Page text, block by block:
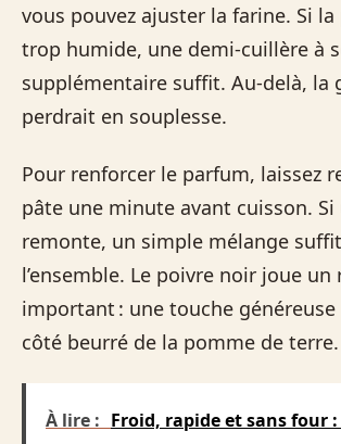
vous pouvez ajuster la farine. Si
trop humide, une demi-cuillère à
supplémentaire suffit. Au-delà, la
perdrait en souplesse.
Pour renforcer le parfum, laissez
pâte une minute avant cuisson. Si
remonte, un simple mélange
l’ensemble. Le poivre noir joue un
important : une touche
côté beurré de la pomme de terre.
À lire : Froid, rapide et sans four